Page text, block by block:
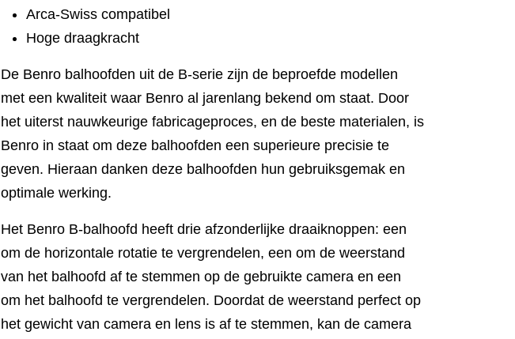
Arca-Swiss compatibel
Hoge draagkracht
De Benro balhoofden uit de B-serie zijn de beproefde modellen
met een kwaliteit waar Benro al jarenlang bekend om staat. Door
het uiterst nauwkeurige fabricageproces, en de beste materialen, is
Benro in staat om deze balhoofden een superieure precisie te
geven. Hieraan danken deze balhoofden hun gebruiksgemak en
optimale werking.
Het Benro B-balhoofd heeft drie afzonderlijke draaiknoppen: een
om de horizontale rotatie te vergrendelen, een om de weerstand
van het balhoofd af te stemmen op de gebruikte camera en een
om het balhoofd te vergrendelen. Doordat de weerstand perfect op
het gewicht van camera en lens is af te stemmen, kan de camera